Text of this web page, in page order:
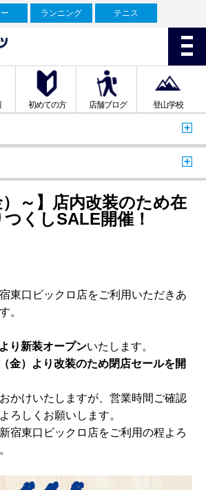
ランニング テニス
初めての方 店舗ブログ 登山学校
）～】店内改装のため在
くしSALE開催！
東口ビックロ店をご利用いただきあ
。
り新装オープンいたします。
金）より改装のため閉店セールを開
かけいたしますが、営業時間ご確認
ろしくお願いします。
宿東口ビックロ店をご利用の程よろ